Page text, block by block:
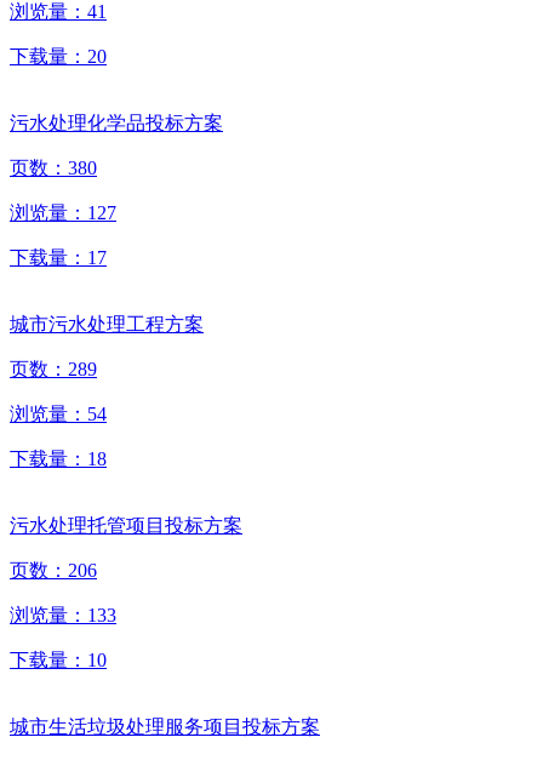
浏览量： 41
下载量： 20
污水处理化学品投标方案
页数： 380
浏览量： 127
下载量： 17
城市污水处理工程方案
页数： 289
浏览量： 54
下载量： 18
污水处理托管项目投标方案
页数： 206
浏览量： 133
下载量： 10
城市生活垃圾处理服务项目投标方案